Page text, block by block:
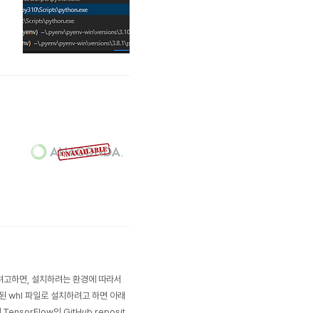
하면, 설치하려는 환경에 따라서
whl 파일로 설치하려고 하면 아래